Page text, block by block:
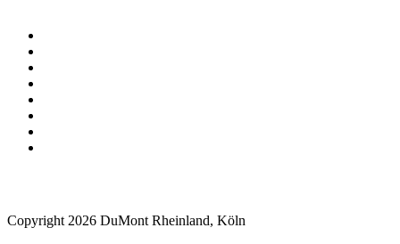
Copyright 2026 DuMont Rheinland, Köln